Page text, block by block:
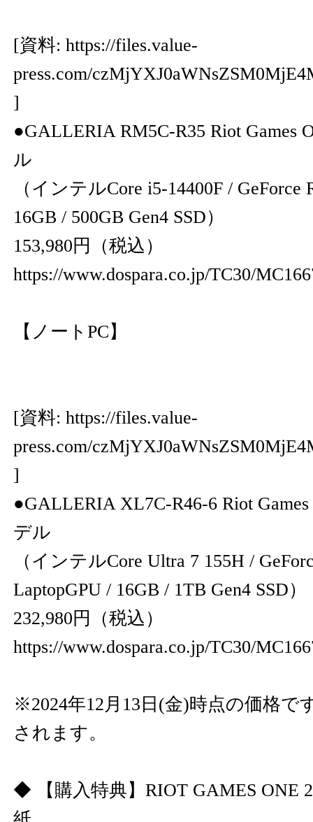
[資料: https://files.value-
press.com/
]
●GALLERIA RM5C-R35 Riot Games
ル
（インテルCore i5-14400F / GeForce
16GB / 500GB Gen4 SSD）
153,980円（税込）
https://www.dospara.co.jp/TC30/
【ノートPC】
[資料: https://files.value-
press.com/
]
●GALLERIA XL7C-R46-6 Riot
デル
（インテルCore Ultra 7 155H /
LaptopGPU / 16GB / 1TB Gen4 SSD）
232,980円（税込）
https://www.dospara.co.jp/TC30/
※2024年12月13日(金)時点の価格で
されます。
◆ 【購入特典】RIOT GAMES ONE